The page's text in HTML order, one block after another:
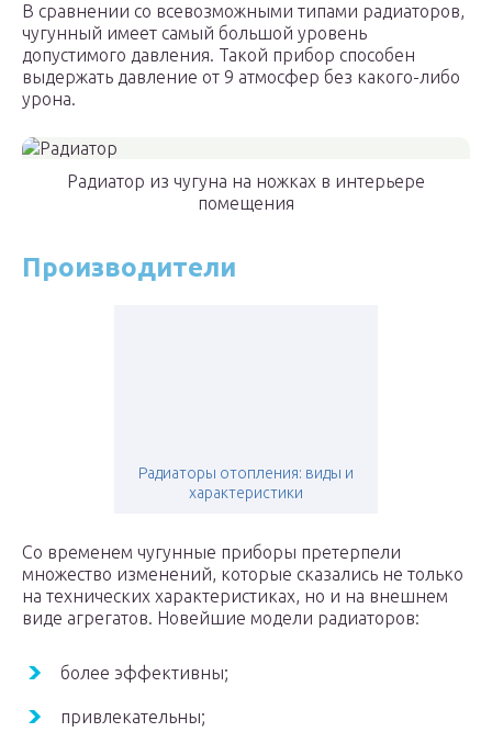
В сравнении со всевозможными типами радиаторов,
чугунный имеет самый большой уровень
допустимого давления. Такой прибор способен
выдержать давление от 9 атмосфер без какого-либо
урона.
Радиатор из чугуна на ножках в интерьере
помещения
Производители
Радиаторы отопления: виды и
характеристики
Со временем чугунные приборы претерпели
множество изменений, которые сказались не только
на технических характеристиках, но и на внешнем
виде агрегатов. Новейшие модели радиаторов:
более эффективны;
привлекательны;